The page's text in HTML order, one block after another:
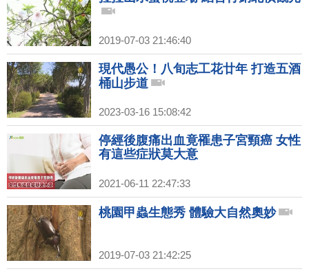
2019-07-03 21:46:40
現代愚公！八旬志工花廿年 打造五酒
桶山步道
2023-03-16 15:08:42
停經後腹痛出血竟罹患子宮頸癌 女性
有這些症狀莫大意
2021-06-11 22:47:33
桃園甲蟲生態秀 體驗大自然奧妙
2019-07-03 21:42:25